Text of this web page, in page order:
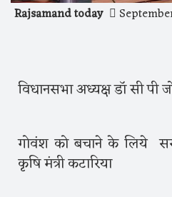
Rajsamand today
विधानसभा अध्यक्ष डॉ सी
गोवंश को बचाने के लिये
कृषि मंत्री कटारिया